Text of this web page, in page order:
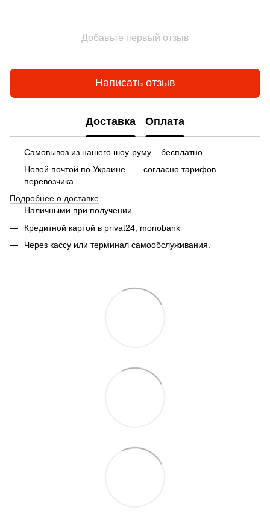
Добавьте первый отзыв
Написать отзыв
Доставка Оплата
Самовывоз из нашего шоу-руму – бесплатно.
Новой почтой по Украине — согласно тарифов
перевозчика
Подробнее о доставке
Наличными при получении.
Кредитной картой в privat24, monobank
Через кассу или терминал самообслуживания.